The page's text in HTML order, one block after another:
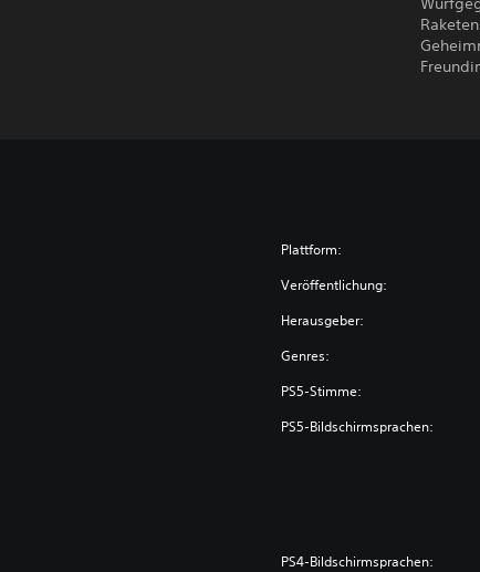
Plattform:
Veröffentlichung:
Herausgeber:
Genres:
PS5-Stimme:
PS5-Bildschirmsprachen:
PS4-Bildschirmsprachen: